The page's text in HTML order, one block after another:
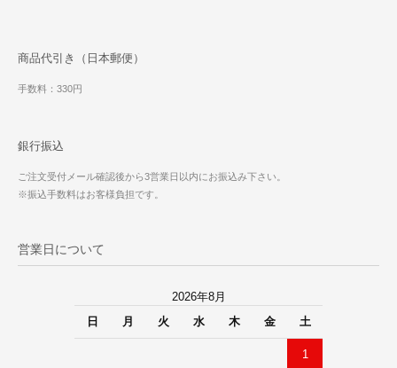
商品代引き（日本郵便）
手数料：330円
銀行振込
ご注文受付メール確認後から3営業日以内にお振込み下さい。
※振込手数料はお客様負担です。
営業日について
2026年8月
日
月 火 水 木 金 土
1